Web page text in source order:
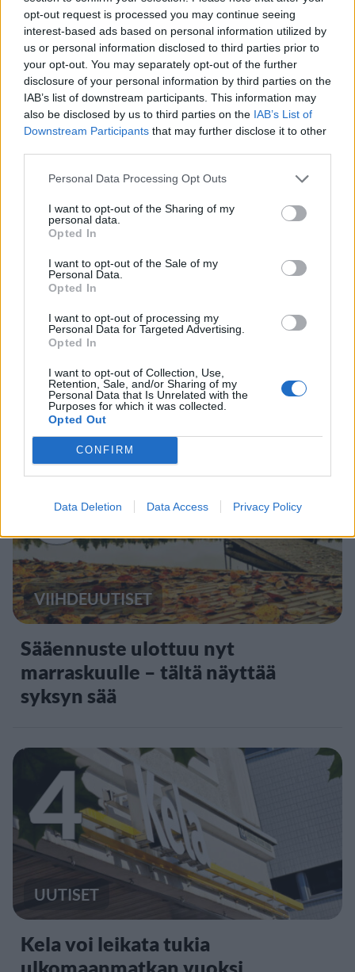
opt-out request is processed you may continue seeing
interest-based ads based on personal information utilized by
us or personal information disclosed to third parties prior to
your opt-out. You may separately opt-out of the further
disclosure of your personal information by third parties on the
IAB’s list of downstream participants. This information may
also be disclosed by us to third parties on the IAB’s List of
Downstream Participants that may further disclose it to other
Personal Data Processing Opt Outs
I want to opt-out of the Sharing of my
personal data.
Opted In
I want to opt-out of the Sale of my
Personal Data.
Opted In
I want to opt-out of processing my
Personal Data for Targeted Advertising.
Opted In
I want to opt-out of Collection, Use,
Retention, Sale, and/or Sharing of my
Personal Data that Is Unrelated with the
Purposes for which it was collected.
Opted Out
CONFIRM
Data Deletion Data Access Privacy Policy
UUTISET
Leskeneläke ei kuulu kaikille –
Kela muistuttaa tärkeästä
ikärajasta
2
Finnairin lennoista osan lentää
jatkossa toinen lentoyhtiö –
matkustajille tärkeä rajoitus
3
VIIHDEUUTISET
Sääennuste ulottuu nyt
marraskuulle – tältä näyttää
syksyn sää
4
UUTISET
Kela voi leikata tukia
ulkomaanmatkan vuoksi